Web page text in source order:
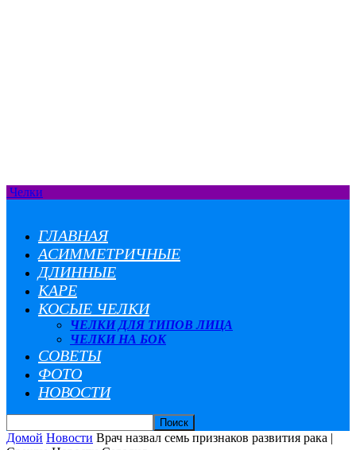
Челки
ГЛАВНАЯ
АСИММЕТРИЧНЫЕ
ДЛИННЫЕ
КАРЕ
КОСЫЕ ЧЕЛКИ
ЧЕЛКИ ДЛЯ ТИПОВ ЛИЦА
ЧЕЛКИ НА БОК
СОВЕТЫ
ФОТО
НОВОСТИ
Домой Новости Врач назвал семь признаков развития рака |